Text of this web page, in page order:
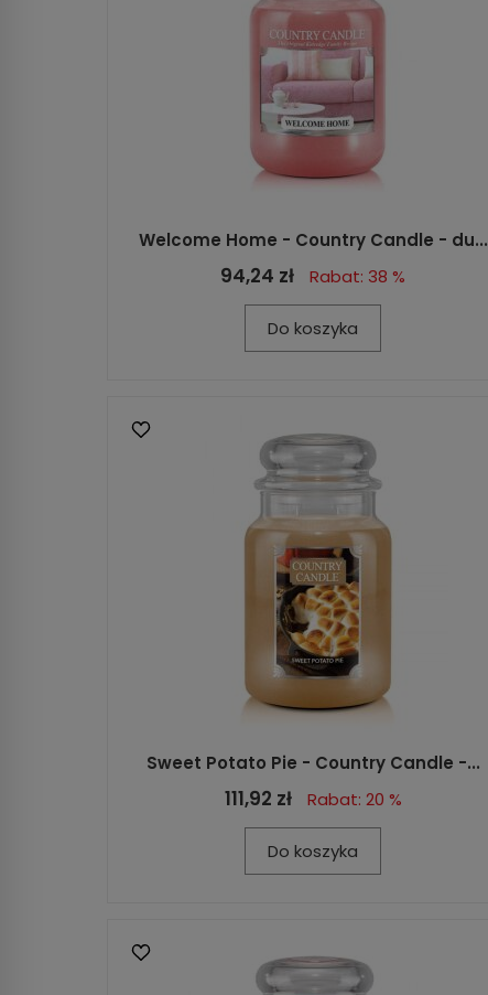
Welcome Home - Country Candle - du...
94,24 zł Rabat: 38 %
Do koszyka
Sweet Potato Pie - Country Candle -...
111,92 zł Rabat: 20 %
Do koszyka